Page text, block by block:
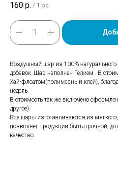
160 р. / 1 pc
Воздушный шар из 100% натурального
добавок .Шар наполнен Гелием . В
Хай-флоатом(полимерный клей),
недель.
В стоимость так же включено
другое).
Все шары изготавливаются из
позволяет продукции быть прочной,
качество.